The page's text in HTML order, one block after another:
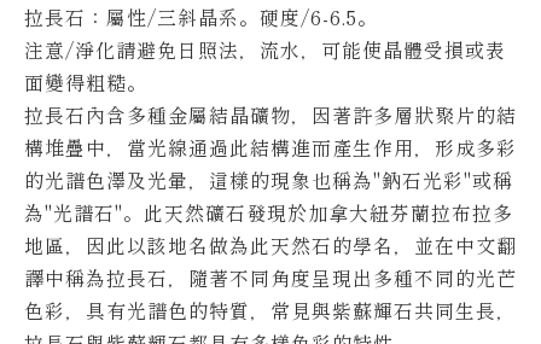
拉長石：屬性/三斜晶系。硬度/6-6.5。
注意/淨化請避免日照法，流水，可能使晶體受損或表
面變得粗糙。
拉長石內含多種金屬結晶礦物，因著許多層狀聚片的結
構堆疊中，當光線通過此結構進而產生作用，形成多彩
的光譜色澤及光暈，這樣的現象也稱為"鈉石光彩"或稱
為"光譜石"。 此天然礦石發現於加拿大紐芬蘭拉布拉多
地區，因此以該地名做為此天然石的學名，並在中文翻
譯中稱為拉長石，隨著不同角度呈現出多種不同的光芒
色彩，具有光譜色的特質，常見與紫蘇輝石共同生長，